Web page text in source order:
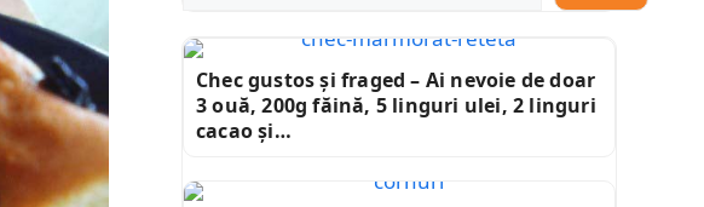
Chec gustos și fraged – Ai nevoie de doar
3 ouă, 200g făină, 5 linguri ulei, 2 linguri
cacao și…